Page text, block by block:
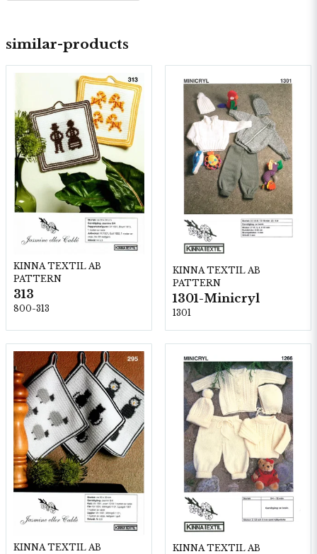
similar-products
KINNA TEXTIL AB
PATTERN
313
800-313
KINNA TEXTIL AB
PATTERN
1301-Minicryl
1301
KINNA TEXTIL AB
KINNA TEXTIL AB